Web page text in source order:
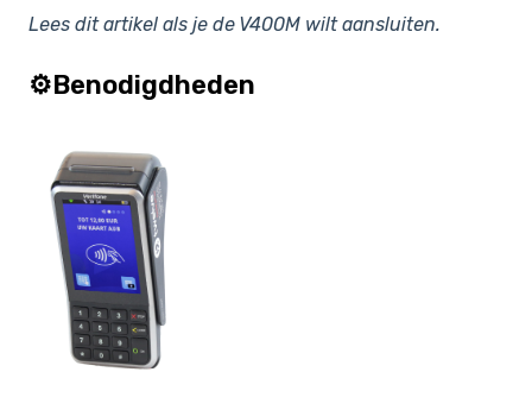
Lees dit artikel als je de V400M wilt aansluiten.
⚙️Benodigdheden